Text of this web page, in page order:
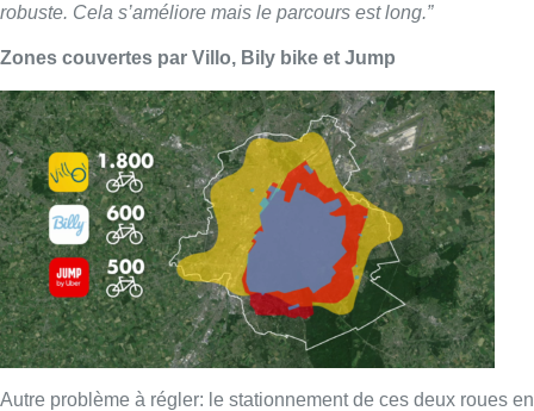
robuste. Cela s’améliore mais le parcours est long.”
Zones couvertes par Villo, Bily bike et Jump
Autre problème à régler: le stationnement de ces deux roues en